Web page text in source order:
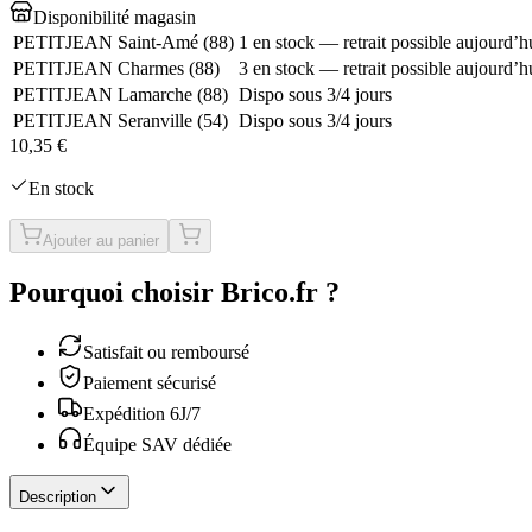
Disponibilité magasin
PETITJEAN Saint-Amé (88) 1 en stock — retrait possible
PETITJEAN Charmes (88)
3 en stock — retrait possible
PETITJEAN Lamarche (88) Dispo sous 3/4 jours
PETITJEAN Seranville (54) Dispo sous 3/4 jours
10,35 €
En stock
Ajouter au panier
Pourquoi choisir Brico.fr ?
Satisfait ou remboursé
Paiement sécurisé
Expédition 6J/7
Équipe SAV dédiée
Description